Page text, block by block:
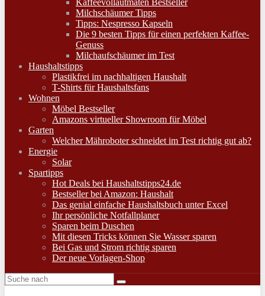
Kaffeevollautmaten Bestseller
Milchschäumer Tipps
Tipps: Nespresso Kapseln
Die 9 besten Tipps für einen perfekten Kaffee-
Genuss
Milchaufschäumer im Test
Haushaltstipps
Plastikfrei im nachhaltigen Haushalt
T-Shirts für Haushaltsfans
Wohnen
Möbel Bestseller
Amazons virtueller Showroom für Möbel
Garten
Welcher Mähroboter schneidet im Test richtig gut ab?
Energie
Solar
Spartipps
Hot Deals bei Haushaltstipps24.de
Bestseller bei Amazon: Haushalt
Das genial einfache Haushaltsbuch unter Excel
Ihr persönliche Notfallplaner
Sparen beim Duschen
Mit diesen Tricks können Sie Wasser sparen
Bei Gas und Strom richtig sparen
Der neue Vorlagen-Shop